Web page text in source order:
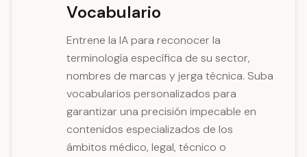
Vocabulario
Entrene la IA para reconocer la
terminología específica de su sector,
nombres de marcas y jerga técnica. Suba
vocabularios personalizados para
garantizar una precisión impecable en
contenidos especializados de los
ámbitos médico, legal, técnico o